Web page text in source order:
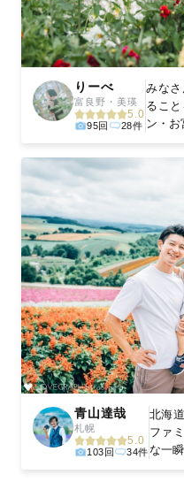
りーべ
富良野・美瑛
5.0
95回 28件
みな
るこ
ン・お
青山達哉
札幌
5.0
103回 34件
北海
ファ
な一